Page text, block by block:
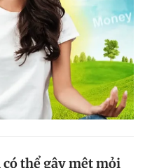
thể gây mệt mỏi